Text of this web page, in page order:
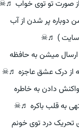
از صورت تو توی خواب ♬☠
دوباره پر شدن از آب
سایت ) ♬☠
میشن به حافظه
از درک عشق عاجزه ♬☠
دادن به خاطره
به قلب باکره ♬☠
درد توی خونم